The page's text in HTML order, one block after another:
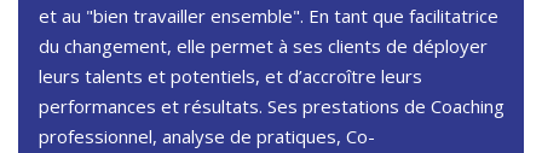
et au "bien travailler ensemble". En tant que facilitatrice
du changement, elle permet à ses clients de déployer
leurs talents et potentiels, et d’accroître leurs
performances et résultats. Ses prestations de Coaching
professionnel, analyse de pratiques, Co-